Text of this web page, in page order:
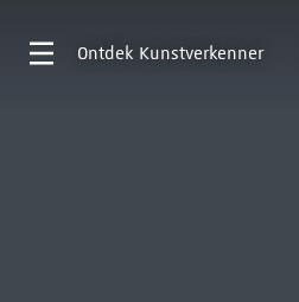
Ontdek Kunstverkenner